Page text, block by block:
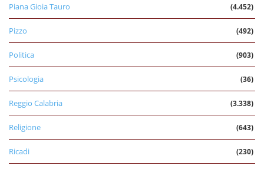
Piana Gioia Tauro (4.452)
Pizzo (492)
Politica (903)
Psicologia (36)
Reggio Calabria (3.338)
Religione (643)
Ricadi (230)